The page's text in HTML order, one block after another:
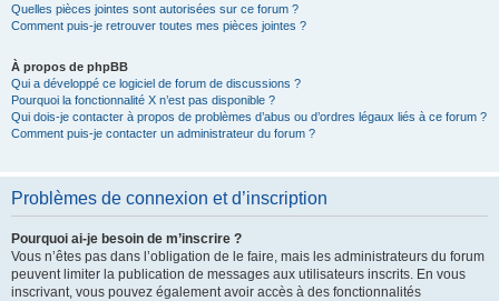
Quelles pièces jointes sont autorisées sur ce forum ?
Comment puis-je retrouver toutes mes pièces jointes ?
À propos de phpBB
Qui a développé ce logiciel de forum de discussions ?
Pourquoi la fonctionnalité X n’est pas disponible ?
Qui dois-je contacter à propos de problèmes d’abus ou d’ordres légaux liés à ce forum ?
Comment puis-je contacter un administrateur du forum ?
Problèmes de connexion et d’inscription
Pourquoi ai-je besoin de m’inscrire ?
Vous n’êtes pas dans l’obligation de le faire, mais les administrateurs du forum
peuvent limiter la publication de messages aux utilisateurs inscrits. En vous
inscrivant, vous pouvez également avoir accès à des fonctionnalités